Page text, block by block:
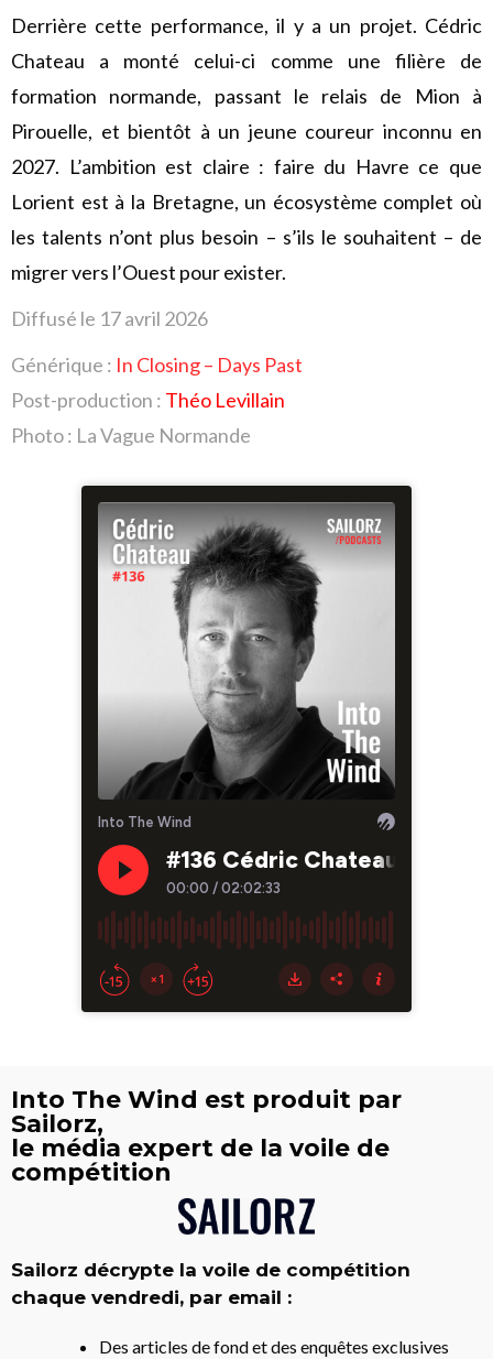
Derrière cette performance, il y a un projet. Cédric
Chateau a monté celui-ci comme une filière de
formation normande, passant le relais de Mion à
Pirouelle, et bientôt à un jeune coureur inconnu en
2027. L’ambition est claire : faire du Havre ce que
Lorient est à la Bretagne, un écosystème complet où
les talents n’ont plus besoin – s’ils le souhaitent – de
migrer vers l’Ouest pour exister.
Diffusé le 17 avril 2026
Générique : In Closing – Days Past
Post-production : Théo Levillain
Photo : La Vague Normande
Into The Wind est produit par
Sailorz,
le média expert de la voile de
compétition
Sailorz décrypte la voile de compétition
chaque vendredi, par email :
Des articles de fond et des enquêtes exclusives